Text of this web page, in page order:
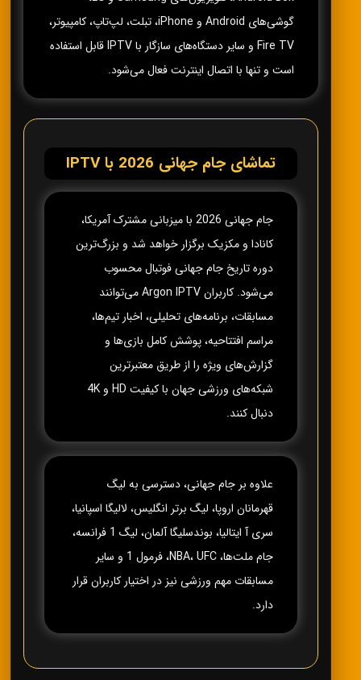
گوشی‌های Android و iPhone، تبلت، لپ‌تاپ، کامپیوتر،
Fire TV و سایر دستگاه‌های سازگار با IPTV قابل استفاده
است و تنها با اتصال اینترنت فعال می‌شود.
تماشای جام جهانی 2026 با IPTV
جام جهانی 2026 با میزبانی مشترک آمریکا،
کانادا و مکزیک برگزار خواهد شد و بزرگ‌ترین
دوره تاریخ جام جهانی فوتبال محسوب
می‌شود. کاربران Argon IPTV می‌توانند
مسابقات، برنامه‌های تحلیلی، اخبار تیم‌ها،
مراسم افتتاحیه، پوشش کامل بازی‌ها و
گزارش‌های ویژه را از طریق معتبرترین
شبکه‌های ورزشی جهان با کیفیت HD و 4K
دنبال کنند.
علاوه بر جام جهانی، دسترسی به لیگ
قهرمانان اروپا، لیگ برتر انگلیس، لالیگا اسپانیا،
سری آ ایتالیا، بوندسلیگا آلمان، لیگ 1 فرانسه،
جام ملت‌ها، NBA، UFC، فرمول 1 و سایر
مسابقات مهم ورزشی نیز در اختیار کاربران قرار
دارد.